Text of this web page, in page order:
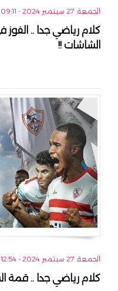
الجمعة, 27 سبتمبر 2024 - 09:11 م
كلام رياضي جدا ..
الشاشات !!
الجمعة, 27 سبتمبر 2024 - 12:54 ص
كلام رياضي جدا .. قمة